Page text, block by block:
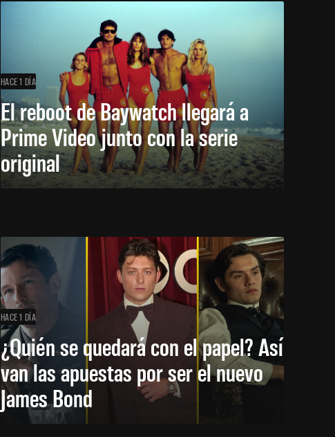
HACE 1 DÍA
El reboot de Baywatch llegará a
Prime Video junto con la serie
original
HACE 1 DÍA
¿Quién se quedará con el papel? Así
van las apuestas por ser el nuevo
James Bond